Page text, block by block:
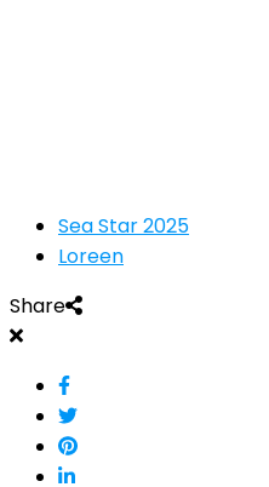
Sea Star 2025
Loreen
Share